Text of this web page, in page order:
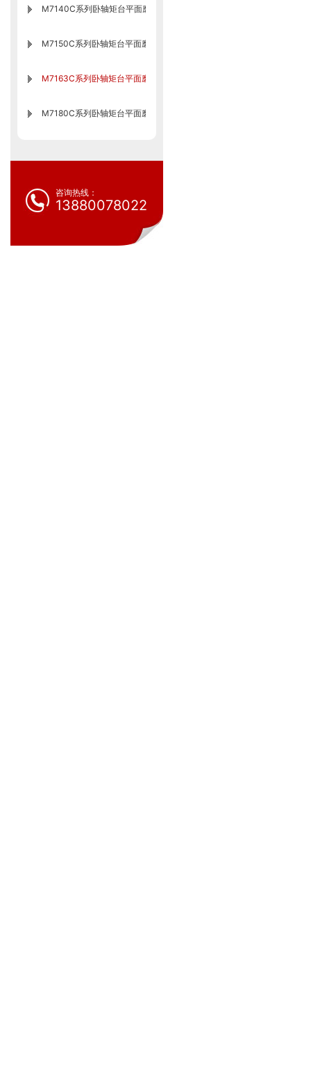
M7140C系列卧轴矩台平面磨床
M7150C系列卧轴矩台平面磨床
M7163C系列卧轴矩台平面磨床
M7180C系列卧轴矩台平面磨床
咨询热线：
13880078022